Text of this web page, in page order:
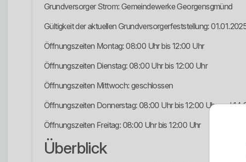
Grundversorger Strom: Gemeindewerke Georgensgmünd
Gültigkeit der aktuellen Grundversorgerfeststellung:
Öffnungszeiten Montag: 08:00 Uhr bis 12:00 Uhr
Öffnungszeiten Dienstag: 08:00 Uhr bis 12:00 Uhr
Öffnungszeiten Mittwoch: geschlossen
Öffnungszeiten Donnerstag: 08:00 Uhr bis 12:00 Uhr und
Öffnungszeiten Freitag: 08:00 Uhr bis 12:00 Uhr
Überblick